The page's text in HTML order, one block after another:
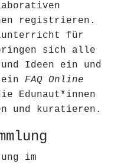
registrieren.
für
sich alle
Ideen ein und
FAQ Online
Edunaut*innen
und kuratieren.
im